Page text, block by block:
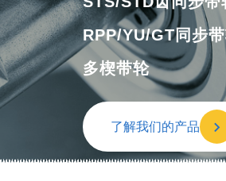
胶多楔带
胶开口带